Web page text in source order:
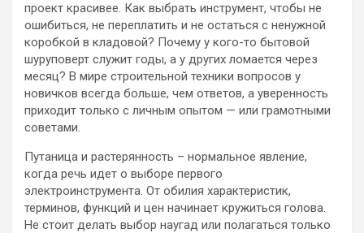
проект красивее. Как выбрать инструмент, чтобы не
ошибиться, не переплатить и не остаться с ненужной
коробкой в кладовой? Почему у кого-то бытовой
шуруповерт служит годы, а у других ломается через
месяц? В мире строительной техники вопросов у
новичков всегда больше, чем ответов, а уверенность
приходит только с личным опытом — или грамотными
советами.
Путаница и растерянность – нормальное явление,
когда речь идет о выборе первого
электроинструмента. От обилия характеристик,
терминов, функций и цен начинает кружиться голова.
Не стоит делать выбор наугад или полагаться только